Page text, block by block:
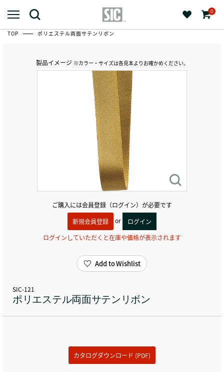
0
TOP ポリエステル両面サテンリボン
製品イメージ ※カラー・サイズは各見本よりお確かめください。
ご購入には会員登録（ログイン）が必要です
新規会員登録
or
ログイン
ログインしていただくと在庫や価格が表示されます
SIC-121
ポリエステル両面サテンリボン
カタログダウンロード (PDF)
Add to Wishlist